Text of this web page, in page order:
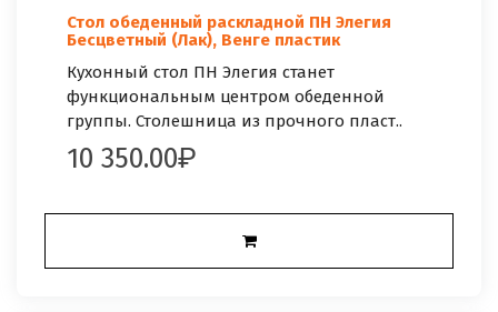
Стол обеденный раскладной ПН Элегия
Бесцветный (Лак), Венге пластик
Кухонный стол ПН Элегия станет
функциональным центром обеденной
группы. Столешница из прочного пласт..
10 350.00